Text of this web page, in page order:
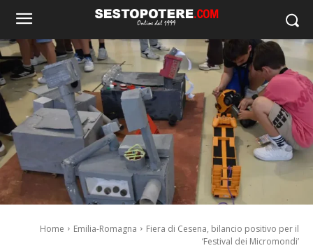
Home Emilia-Romagna
Fiera di Cesena, bilancio positivo per il
‘Festival dei Micromondi’